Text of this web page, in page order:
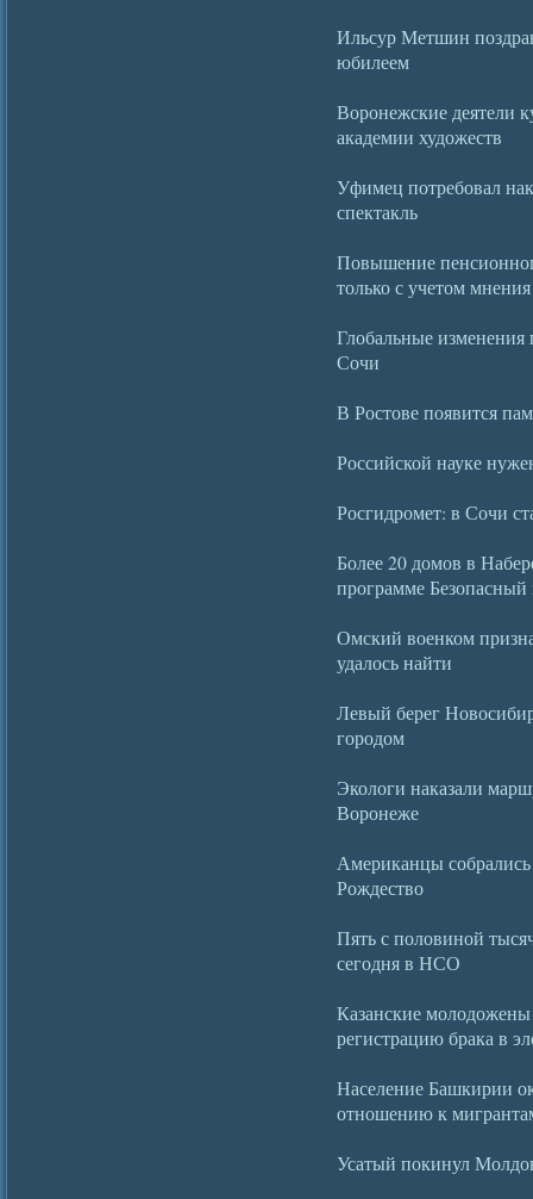
Ильсур Метшин
юбилеем
Воронежские деятели
академии художеств
Уфимец потребовал
спектакль
Повышение
только с учетом
Глобальные изменения
Сочи
В Ростове появится
Российской науке
Росгидромет: в Сочи
Более 20 домов в
программе Безопасный
Омский военком
удалось найти
Левый берег
городом
Экологи наказали
Воронеже
Американцы
Рождество
Пять с половиной
сегодня в НСО
Казанские молодожены
регистрацию брака в
Население Башкирии
отношению к
Усатый покинул